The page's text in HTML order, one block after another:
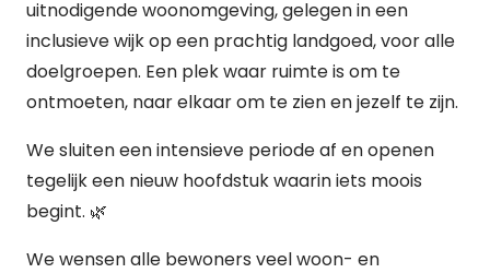
uitnodigende woonomgeving, gelegen in een
inclusieve wijk op een prachtig landgoed, voor alle
doelgroepen. Een plek waar ruimte is om te
ontmoeten, naar elkaar om te zien en jezelf te zijn.
We sluiten een intensieve periode af en openen
tegelijk een nieuw hoofdstuk waarin iets moois
begint. 🌿
We wensen alle bewoners veel woon- en